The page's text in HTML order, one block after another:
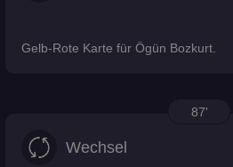
Gelb-Rote Karte für Ögün Bozkurt.
87'
Wechsel